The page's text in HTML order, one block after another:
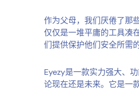
作为父母，我们厌倦了那
仅仅是一堆平庸的工具凑
们提供保护他们安全所需
Eyezy是一款实力强大、
论现在还是未来。它是一